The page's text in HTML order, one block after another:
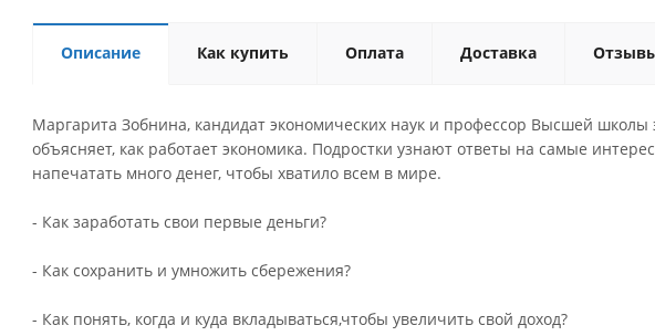
Описание Как купить Оплата Доставка
Маргарита Зобнина, кандидат экономических наук и профессор Высшей школы
объясняет, как работает экономика. Подростки узнают ответы на самые
напечатать много денег, чтобы хватило всем в мире.
- Как заработать свои первые деньги?
- Как сохранить и умножить сбережения?
- Как понять, когда и куда вкладываться,чтобы увеличить свой доход?